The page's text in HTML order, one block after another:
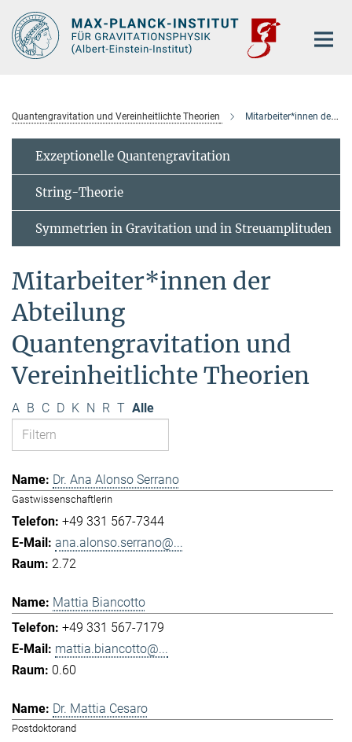
Hauptinhalt
Quantengravitation und Vereinheitlichte Theorien Mitarbeiter*innen der Abteilung
Exzeptionelle Quantengravitation
String-Theorie
Symmetrien in Gravitation und in Streuamplituden
Mitarbeiter*innen der
Abteilung
Quantengravitation und
Vereinheitlichte Theorien
A B C D K N R T Alle
Dr. Ana Alonso Serrano
Gastwissenschaftlerin
+49 331 567-7344
ana.alonso.serrano@...
2.72
Mattia Biancotto
+49 331 567-7179
mattia.biancotto@...
0.60
Dr. Mattia Cesaro
Postdoktorand